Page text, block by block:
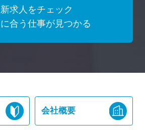
求人をチェック
合う仕事が見つかる
会社概要